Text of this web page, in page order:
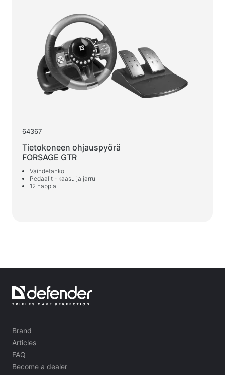
64367
Tietokoneen ohjauspyörä
FORSAGE GTR
Vaihdetanko
Pedaalit - kaasu ja jarru
12 nappia
Brand
Articles
FAQ
Become a dealer